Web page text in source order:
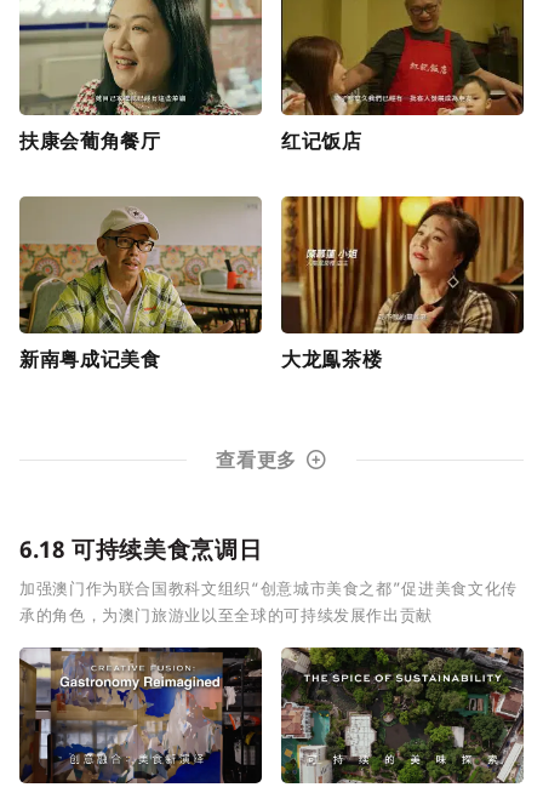
扶康会葡角餐厅 红记饭店
新南粤成记美食 大龙鳯茶楼
查看更多
6.18 可持续美食烹调日
加强澳门作为联合国教科文组织“创意城市美食之都”促进美食文化传
承的角色，为澳门旅游业以至全球的可持续发展作出贡献